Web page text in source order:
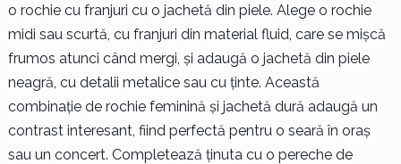
o rochie cu franjuri cu o jachetă din piele. Alege o rochie
midi sau scurtă, cu franjuri din material fluid, care se mișcă
frumos atunci când mergi, și adaugă o jachetă din piele
neagră, cu detalii metalice sau cu ținte. Această
combinație de rochie feminină și jachetă dură adaugă un
contrast interesant, fiind perfectă pentru o seară în oraș
sau un concert. Completează ținuta cu o pereche de